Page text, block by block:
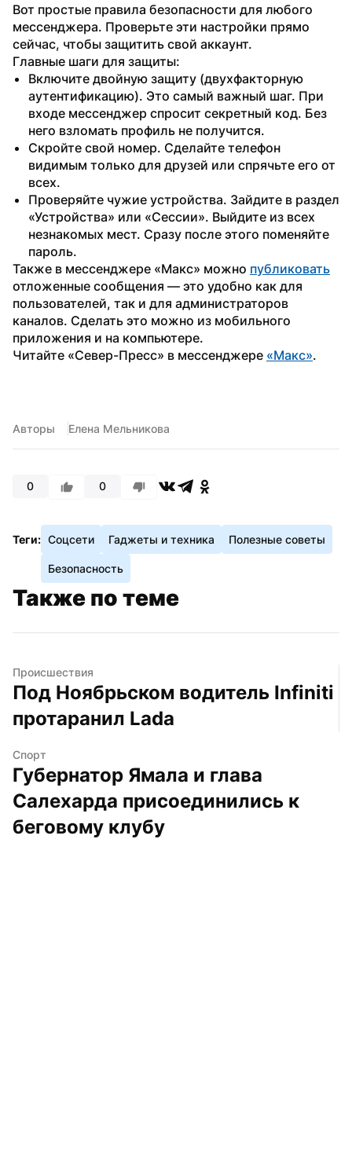
Вот простые правила безопасности для любого
мессенджера. Проверьте эти настройки прямо
сейчас, чтобы защитить свой аккаунт.
Главные шаги для защиты:
Включите двойную защиту (двухфакторную
аутентификацию). Это самый важный шаг. При
входе мессенджер спросит секретный код. Без
него взломать профиль не получится.
Скройте свой номер. Сделайте телефон
видимым только для друзей или спрячьте его от
всех.
Проверяйте чужие устройства. Зайдите в раздел
«Устройства» или «Сессии». Выйдите из всех
незнакомых мест. Сразу после этого поменяйте
пароль.
Также в мессенджере «Макс» можно публиковать
отложенные сообщения — это удобно как для
пользователей, так и для администраторов
каналов. Сделать это можно из мобильного
приложения и на компьютере.
Читайте «Север-Пресс» в мессенджере «Макс».
Авторы Елена Мельникова
0 0
Теги: Соцсети Гаджеты и техника Полезные советы
Безопасность
Также по теме
Происшествия
Под Ноябрьском водитель Infiniti
протаранил Lada
Спорт
Губернатор Ямала и глава
Салехарда присоединились к
беговому клубу